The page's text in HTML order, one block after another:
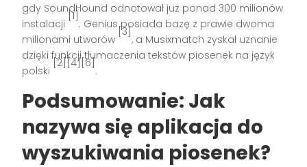
gdy SoundHound odnotował już ponad 300 milionów
instalacji
[1]
. Genius posiada bazę z prawie dwoma
milionami utworów
[3]
, a Musixmatch zyskał uznanie
dzięki funkcji tłumaczenia tekstów piosenek na język
polski
[2][4][6]
.
Podsumowanie: Jak
nazywa się aplikacja do
wyszukiwania piosenek?